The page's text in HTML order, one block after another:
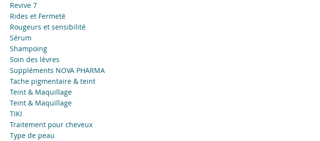
Revive 7
Rides et Fermeté
Rougeurs et sensibilité
Sérum
Shampoing
Soin des lèvres
Suppléments NOVA PHARMA
Tache pigmentaire & teint
Teint & Maquillage
Teint & Maquillage
TIKI
Traitement pour cheveux
Type de peau